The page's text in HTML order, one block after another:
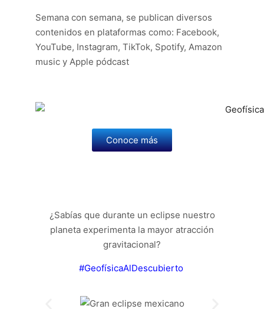
Semana con semana, se publican diversos
contenidos en plataformas como: Facebook,
YouTube, Instagram, TikTok, Spotify, Amazon
music y Apple pódcast
Conoce más
¿Sabías que durante un eclipse nuestro
planeta experimenta la mayor atracción
gravitacional?
#GeofísicaAlDescubierto